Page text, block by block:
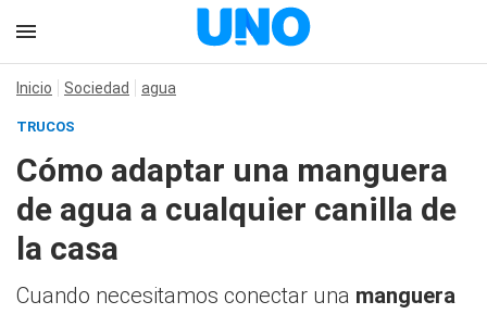
Inicio Sociedad agua
TRUCOS
Cómo adaptar una manguera
de agua a cualquier canilla de
la casa
Cuando necesitamos conectar una manguera